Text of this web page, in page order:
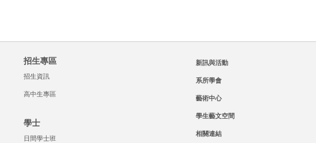
招生專區
招生資訊
高中生專區
學士
日間學士班
新訊與活動
系所學會
藝術中心
學生藝文空間
相關連結